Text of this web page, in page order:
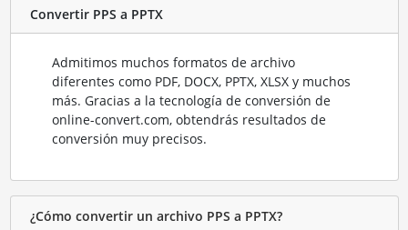
Convertir PPS a PPTX
Admitimos muchos formatos de archivo
diferentes como PDF, DOCX, PPTX, XLSX y muchos
más. Gracias a la tecnología de conversión de
online-convert.com, obtendrás resultados de
conversión muy precisos.
¿Cómo convertir un archivo PPS a PPTX?